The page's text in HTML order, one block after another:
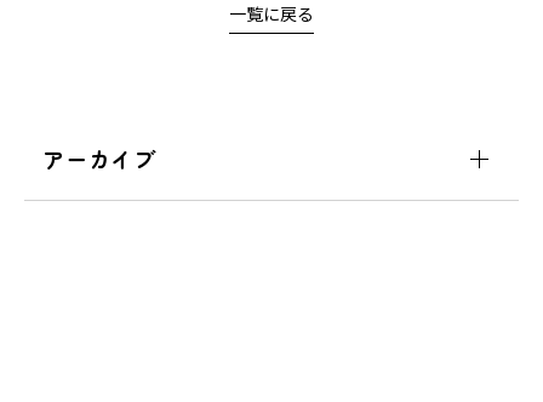
一覧に戻る
アーカイブ